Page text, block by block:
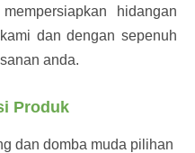
hidangan
dan dengan sepenuh
anda.
Produk
dan domba muda pilihan